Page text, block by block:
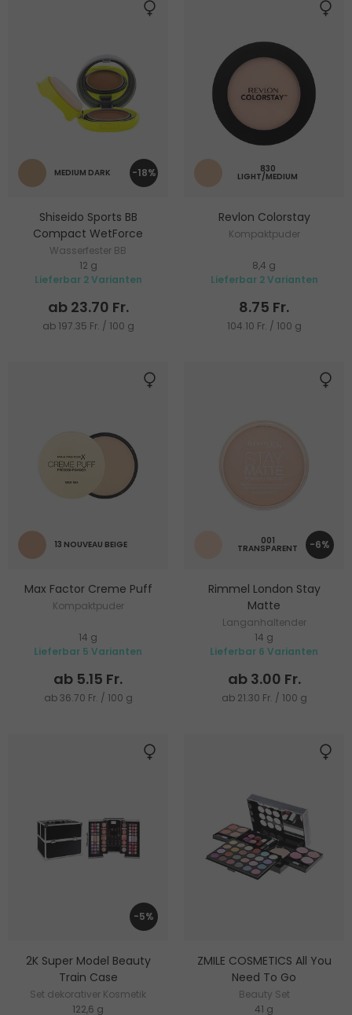
-18%
MEDIUM DARK
Shiseido Sports BB
Compact WetForce
Wasserfester BB
Kompaktpuder
12 g
Lieferbar 2 Varianten
ab 23.70 Fr.
ab 197.35 Fr. / 100 g
830
LIGHT/MEDIUM
Revlon Colorstay
Kompaktpuder
8,4 g
Lieferbar 2 Varianten
8.75 Fr.
104.10 Fr. / 100 g
13 NOUVEAU BEIGE
Max Factor Creme Puff
Kompaktpuder
14 g
Lieferbar 5 Varianten
ab 5.15 Fr.
ab 36.70 Fr. / 100 g
-6%
001
TRANSPARENT
Rimmel London Stay
Matte
Langanhaltender
Kompaktpuder
14 g
Lieferbar 6 Varianten
ab 3.00 Fr.
ab 21.30 Fr. / 100 g
-5%
2K Super Model Beauty
Train Case
Set dekorativer Kosmetik
122,6 g
ZMILE COSMETICS All You
Need To Go
Beauty Set
41 g